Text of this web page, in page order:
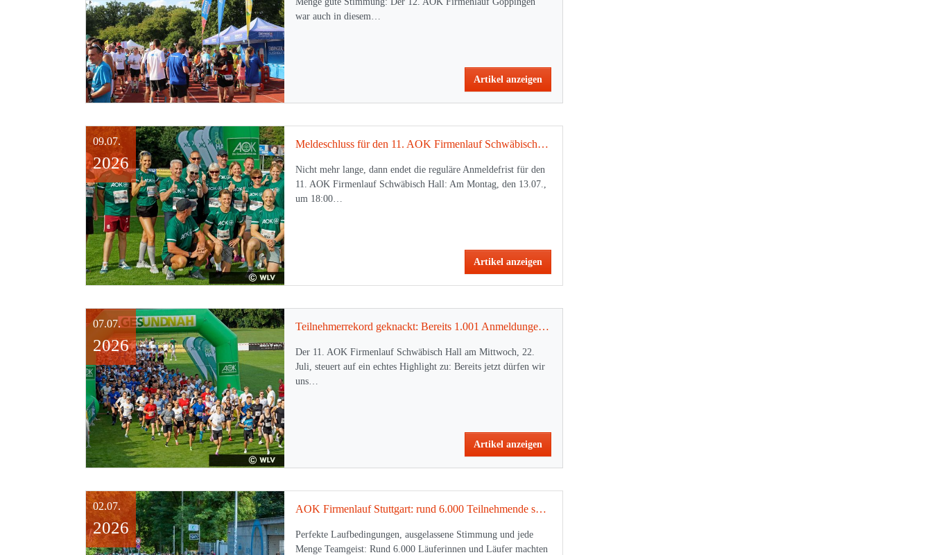
war auch in diesem…
Artikel anzeigen
Meldeschluss für den 11. AOK Firmenlauf Schwäbisch Hall am Montag um 18 Uhr
Nicht mehr lange, dann endet die reguläre Anmeldefrist für den
11. AOK Firmenlauf Schwäbisch Hall: Am Montag, den 13.07.,
um 18:00…
Artikel anzeigen
09.07.
2026
Teilnehmerrekord geknackt: Bereits 1.001 Anmeldungen für den 11. AOK Firmenlauf Schwäbisch Hall
Der 11. AOK Firmenlauf Schwäbisch Hall am Mittwoch, 22.
Juli, steuert auf ein echtes Highlight zu: Bereits jetzt dürfen wir
uns…
Artikel anzeigen
07.07.
2026
AOK Firmenlauf Stuttgart: rund 6.000 Teilnehmende sorgen für beste Stimmung
Perfekte Laufbedingungen, ausgelassene Stimmung und jede
Menge Teamgeist: Rund 6.000 Läuferinnen und Läufer machten
02.07.
2026